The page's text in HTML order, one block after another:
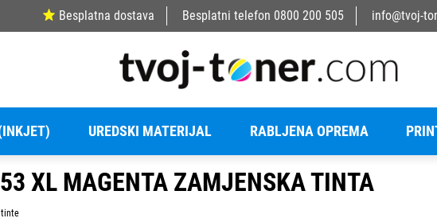
Besplatna dostava Besplatni telefon 0800 200 505 info@tvoj-
UREDSKI MATERIJAL RABLJENA OPREMA
XL MAGENTA ZAMJENSKA TINTA
tinte